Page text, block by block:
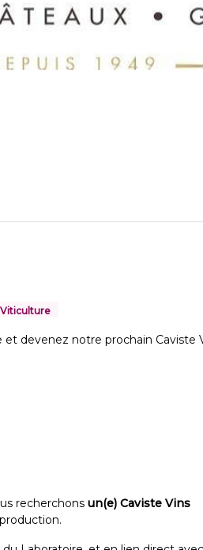
Viticulture
devenez notre prochain Caviste
recherchons un(e) Caviste Vins